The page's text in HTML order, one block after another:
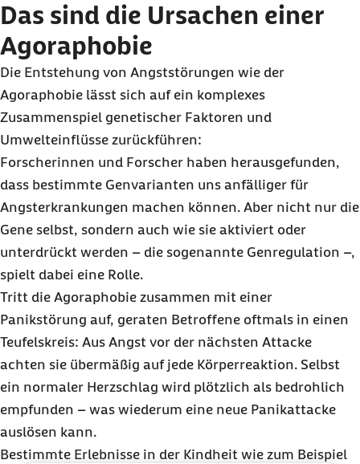
Das sind die Ursachen einer
Agoraphobie
Die Entstehung von Angststörungen wie der
Agoraphobie lässt sich auf ein komplexes
Zusammenspiel genetischer Faktoren und
Umwelteinflüsse zurückführen:
Forscherinnen und Forscher haben herausgefunden,
dass bestimmte Genvarianten uns anfälliger für
Angsterkrankungen machen können. Aber nicht nur die
Gene selbst, sondern auch wie sie aktiviert oder
unterdrückt werden – die sogenannte Genregulation –,
spielt dabei eine Rolle.
Tritt die Agoraphobie zusammen mit einer
Panikstörung auf, geraten Betroffene oftmals in einen
Teufelskreis: Aus Angst vor der nächsten Attacke
achten sie übermäßig auf jede Körperreaktion. Selbst
ein normaler Herzschlag wird plötzlich als bedrohlich
empfunden – was wiederum eine neue Panikattacke
auslösen kann.
Bestimmte Erlebnisse in der Kindheit wie zum Beispiel